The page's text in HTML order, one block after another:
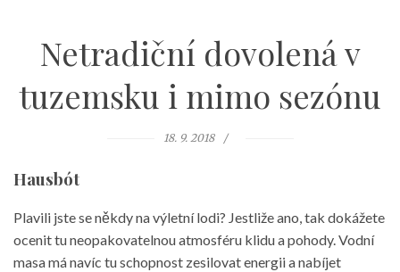
Netradiční dovolená v
tuzemsku i mimo sezónu
18. 9. 2018
Hausbót
Plavili jste se někdy na výletní lodi? Jestliže ano, tak dokážete
ocenit tu neopakovatelnou atmosféru klidu a pohody. Vodní
masa má navíc tu schopnost zesilovat energii a nabíjet